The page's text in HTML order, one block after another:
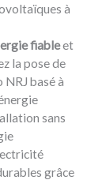
à
fiableet
la pose de
basé à
sans
grâce